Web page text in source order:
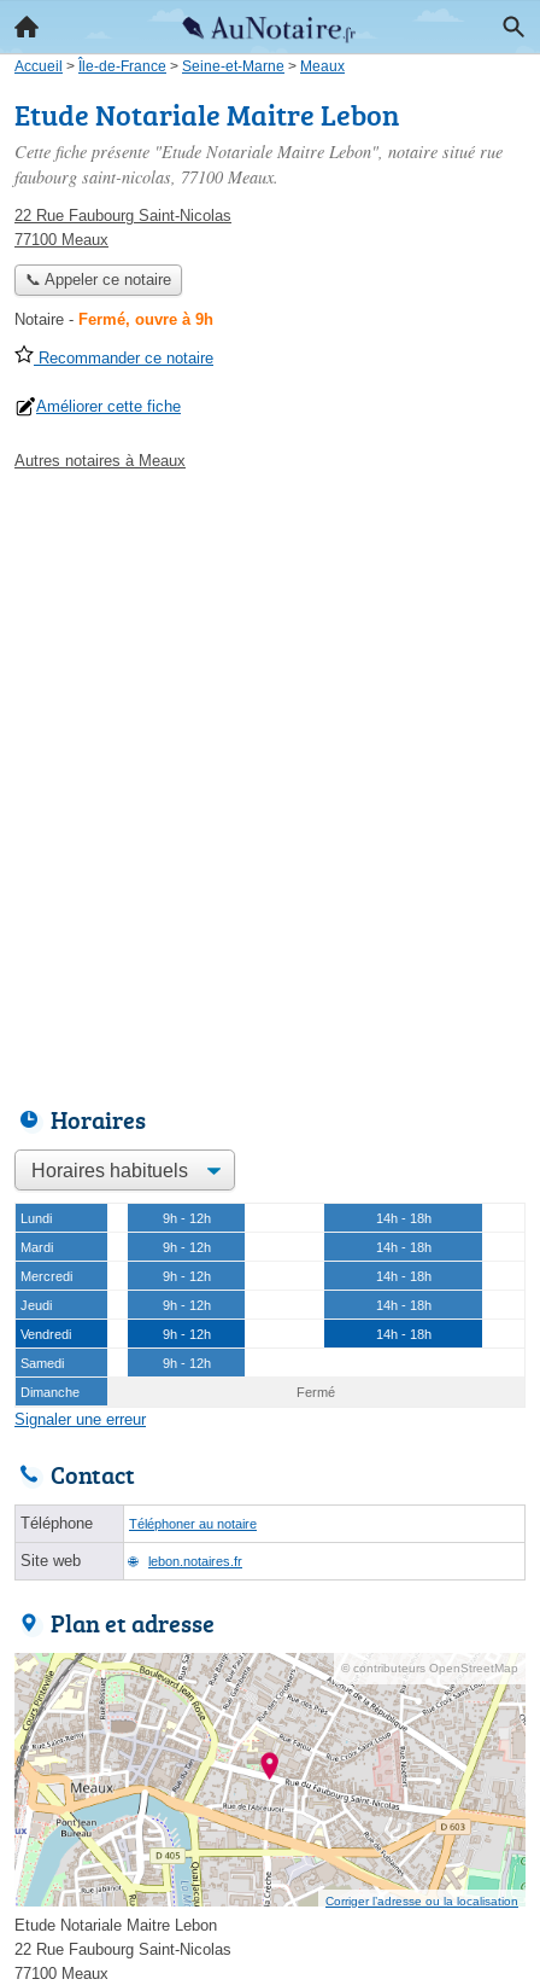
Accueil > Île-de-France > Seine-et-Marne > Meaux
Etude Notariale Maitre Lebon
Cette fiche présente "Etude Notariale Maitre Lebon", notaire situé rue
faubourg saint-nicolas, 77100 Meaux.
22 Rue Faubourg Saint-Nicolas
77100 Meaux
📞 Appeler ce notaire
Notaire - Fermé, ouvre à 9h
Recommander ce notaire
Améliorer cette fiche
Autres notaires à Meaux
Horaires
Lundi 9h - 12h
14h - 18h
Mardi
9h - 12h
14h - 18h
Mercredi
9h - 12h
14h - 18h
Jeudi
9h - 12h
14h - 18h
Vendredi
9h - 12h
14h - 18h
Samedi
9h - 12h
Dimanche
Fermé
Signaler une erreur
Contact
Téléphone Téléphoner au notaire
Site web lebon.notaires.fr
Plan et adresse
© contributeurs OpenStreetMap
Corriger l’adresse ou la localisation
Etude Notariale Maitre Lebon
22 Rue Faubourg Saint-Nicolas
77100 Meaux